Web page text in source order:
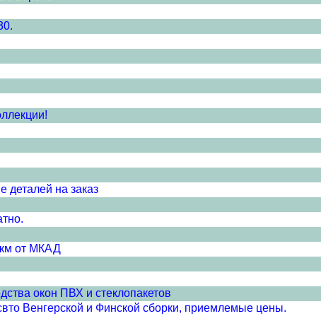
деталей на заказ
км от МКАД
окон ПВХ и стеклопакетов
Венгерской и Финской сборки, приемлемые цены.